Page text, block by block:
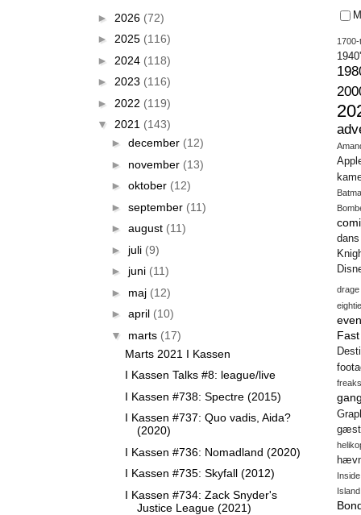
► 2026 (72)
► 2025 (116)
► 2024 (118)
► 2023 (116)
► 2022 (119)
▼ 2021 (143)
► december (12)
► november (13)
► oktober (12)
► september (11)
► august (11)
► juli (9)
► juni (11)
► maj (12)
► april (10)
▼ marts (17)
Marts 2021 I Kassen
I Kassen Talks #8: league/live
I Kassen #738: Spectre (2015)
I Kassen #737: Quo vadis, Aida?
(2020)
I Kassen #736: Nomadland (2020)
I Kassen #735: Skyfall (2012)
I Kassen #734: Zack Snyder's
Justice League (2021)
1700-
dans
drage
freaks
Island